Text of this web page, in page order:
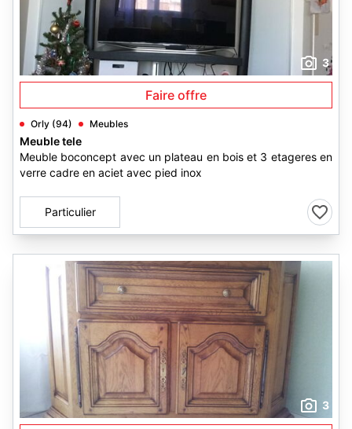
3
Faire offre
Orly (94) Meubles
Meuble tele
Meuble boconcept avec un plateau en bois et 3 etageres en
verre cadre en aciet avec pied inox
Particulier
3